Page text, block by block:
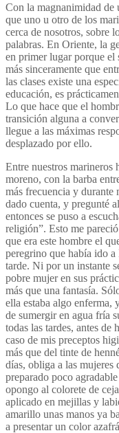
Con la magnanimidad
que uno u otro de los
cerca de nosotros, sobre
palabras. En Oriente, la
en primer lugar porque el
más sinceramente que
las clases existe una
educación, es
Lo que hace que el
transición alguna a
llegue a las máximas
desplazado por ello.
Entre nuestros marineros
moreno, con la barba
más frecuencia y durante
dado cuenta, y pregunté
entonces se puso a
religión”. Esto me
que era este hombre el
peregrino que había ido
tarde. Ni por un instante
pobre mujer en sus
más que una fantasía.
ella estaba algo enferma,
de sumergir en agua fría
todas las tardes, antes de
caso de mis preceptos
más que del tinte de
días, obliga a las mujeres
preparado poco
opongo al colorete de
aplicado en mejillas y
amarillo unas manos ya
a presentar un color